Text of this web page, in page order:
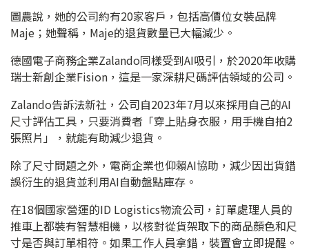
圖農說，她的公司約有20家客戶，包括高價位女裝品牌
Maje；她聲稱，Maje的退貨數量已大幅減少。
德國電子商務企業Zalando同樣受到AI吸引，於2020年收購
瑞士新創企業Fision，這是一家深耕尺碼評估領域的公司。
Zalando告訴法新社，公司自2023年7月以來採用自己的AI
尺寸評估工具，只要消費者「穿上貼身衣服，用手機自拍2
張照片」，就能有助減少退貨。
除了尺寸問題之外，電商企業也仰賴AI協助，減少因出貨錯
誤衍生的退貨並利用AI自動盤點庫存。
在18個國家營運的ID Logistics物流公司，訂單處理人員的
推車上都裝有智慧相機，以核對從貨架取下的商品顏色和尺
寸是否與訂單相符。如果工作人員拿錯，裝置會立即提醒。